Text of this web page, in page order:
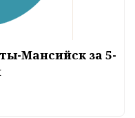
Мансийск за 5-